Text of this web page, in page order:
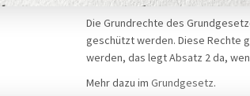
Die Grundrechte des
geschützt werden. Diese Rechte
werden, das legt Absatz 2 da,
Mehr dazu im Grundgesetz.